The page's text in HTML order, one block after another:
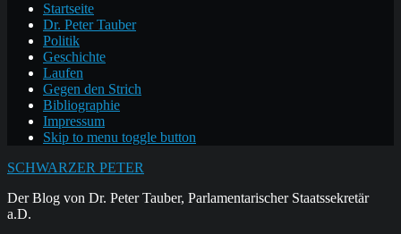
Startseite
Dr. Peter Tauber
Politik
Geschichte
Laufen
Gegen den Strich
Bibliographie
Impressum
Skip to menu toggle button
SCHWARZER PETER
Der Blog von Dr. Peter Tauber, Parlamentarischer Staatssekretär
a.D.